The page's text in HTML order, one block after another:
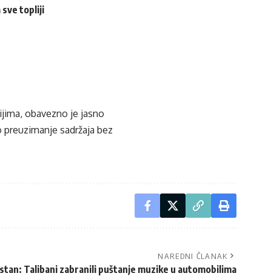
sve topliji
obavezno je jasno
preuzimanje sadržaja bez
NAREDNI ČLANAK
Talibani zabranili puštanje muzike u automobilima